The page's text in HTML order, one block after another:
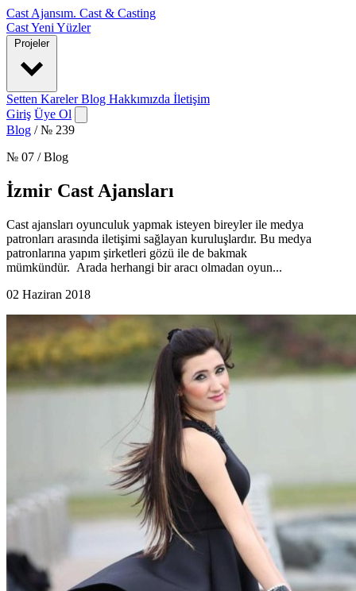
Cast Ajansım. Cast & Casting
CastYeni Yüzler
Projeler
Setten KarelerBlog Hakkımızda İletişim
Giriş Üye Ol
Blog / № 239
№ 07 / Blog
İzmir Cast Ajansları
Cast ajansları oyunculuk yapmak isteyen bireyler ile medya
patronları arasında iletişimi sağlayan kuruluşlardır. Bu medya
patronlarına yapım şirketleri gözü ile de bakmak
mümkündür. Arada herhangi bir aracı olmadan oyun...
02 Haziran 2018